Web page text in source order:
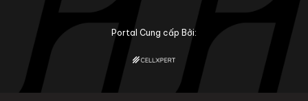
Portal Cung cấp Bởi: